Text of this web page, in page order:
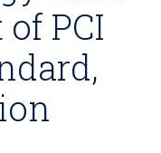
PCI